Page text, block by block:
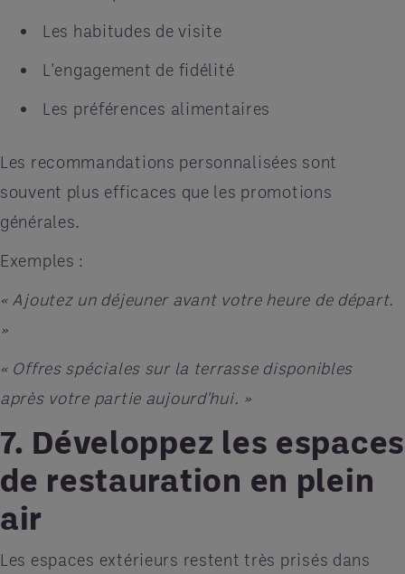
Les habitudes de visite
L'engagement de fidélité
Les préférences alimentaires
Les recommandations personnalisées sont
souvent plus efficaces que les promotions
générales.
Exemples :
« Ajoutez un déjeuner avant votre heure de départ.
»
« Offres spéciales sur la terrasse disponibles
après votre partie aujourd'hui. »
7. Développez les espaces
de restauration en plein
air
Les espaces extérieurs restent très prisés dans